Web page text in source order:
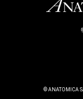
© ANATOMICA